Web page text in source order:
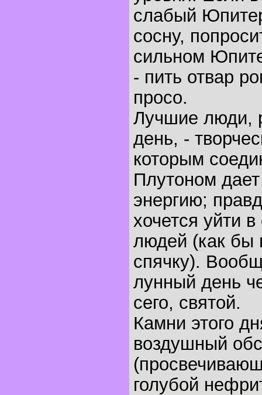
слабый
сосну,
сильном
- пить отвар
просо.
Лучшие люди,
день, -
которым
Плутоном
энергию;
хочется уйти
людей (как бы
спячку).
лунный день
сего, святой.
Камни этого
воздушный
голубой